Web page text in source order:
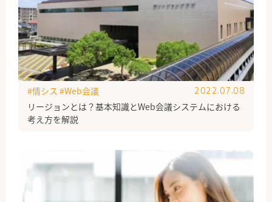
リージョンとは？基本知識とWeb会議システムにおける
考え方を解説
#情シス #Web会議 2022.07.08